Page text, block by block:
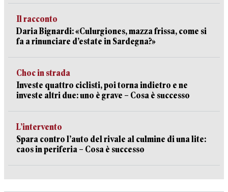
Il racconto
Daria Bignardi: «Culurgiones, mazza frissa, come si
fa a rinunciare d’estate in Sardegna?»
Choc in strada
Investe quattro ciclisti, poi torna indietro e ne
investe altri due: uno è grave – Cosa è successo
L’intervento
Spara contro l’auto del rivale al culmine di una lite:
caos in periferia – Cosa è successo